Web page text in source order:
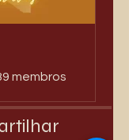
membros